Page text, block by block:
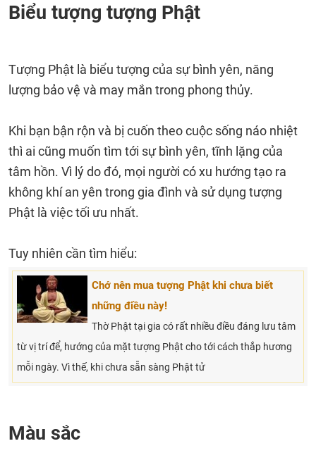
Biểu tượng tượng Phật
Tượng Phật là biểu tượng của sự bình yên, năng
lượng bảo vệ và may mắn trong phong thủy.
Khi bạn bận rộn và bị cuốn theo cuộc sống náo nhiệt
thì ai cũng muốn tìm tới sự bình yên, tĩnh lặng của
tâm hồn. Vì lý do đó, mọi người có xu hướng tạo ra
không khí an yên trong gia đình và sử dụng tượng
Phật là việc tối ưu nhất.
Tuy nhiên cần tìm hiểu:
Chớ nên mua tượng Phật khi chưa biết
những điều này!
Thờ Phật tại gia có rất nhiều điều đáng lưu tâm
từ vị trí để, hướng của mặt tượng Phật cho tới cách thắp hương
mỗi ngày. Vì thế, khi chưa sẵn sàng Phật tử
Màu sắc